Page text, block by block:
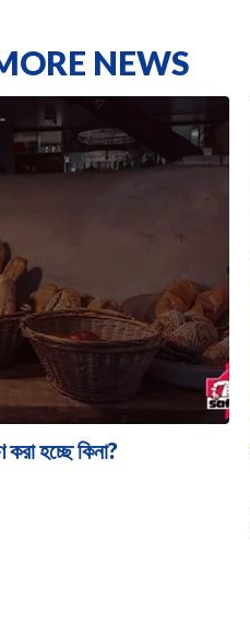
NEWS
করা হচ্ছে কিনা?